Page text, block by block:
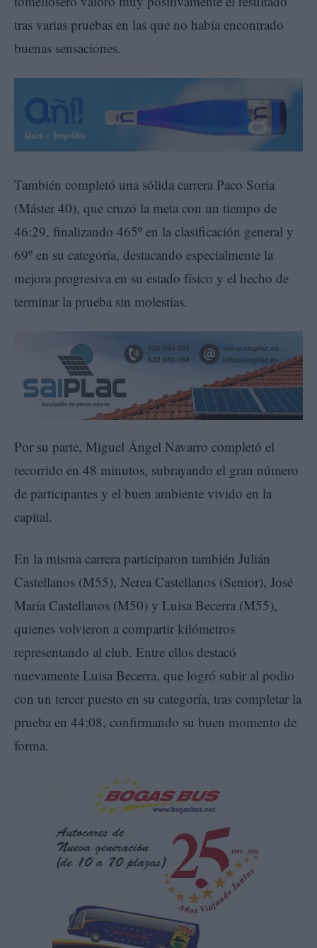
tras varias pruebas en las que no había encontrado
buenas sensaciones.
También completó una sólida carrera Paco Soria
(Máster 40), que cruzó la meta con un tiempo de
46:29, finalizando 465º en la clasificación general y
69º en su categoría, destacando especialmente la
mejora progresiva en su estado físico y el hecho de
terminar la prueba sin molestias.
Por su parte, Miguel Ángel Navarro completó el
recorrido en 48 minutos, subrayando el gran número
de participantes y el buen ambiente vivido en la
capital.
En la misma carrera participaron también Julián
Castellanos (M55), Nerea Castellanos (Senior), José
María Castellanos (M50) y Luisa Becerra (M55),
quienes volvieron a compartir kilómetros
representando al club. Entre ellos destacó
nuevamente Luisa Becerra, que logró subir al podio
con un tercer puesto en su categoría, tras completar la
prueba en 44:08, confirmando su buen momento de
forma.